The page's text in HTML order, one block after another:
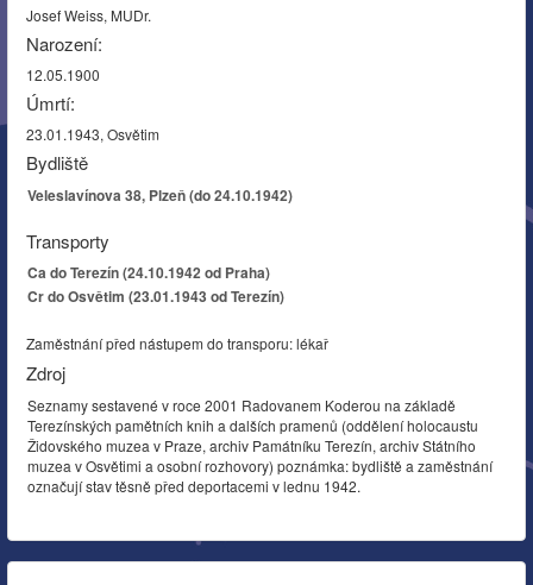
Josef Weiss, MUDr.
Narození:
12.05.1900
Úmrtí:
23.01.1943, Osvětim
Bydliště
Veleslavínova 38, Plzeň (do 24.10.1942)
Transporty
Ca do Terezín (24.10.1942 od Praha)
Cr do Osvětim (23.01.1943 od Terezín)
Zaměstnání před nástupem do transporu: lékař
Zdroj
Seznamy sestavené v roce 2001 Radovanem Koderou na základě
Terezínských pamětních knih a dalších pramenů (oddělení holocaustu
Židovského muzea v Praze, archiv Památníku Terezín, archiv Státního
muzea v Osvětimi a osobní rozhovory) poznámka: bydliště a zaměstnání
označují stav těsně před deportacemi v lednu 1942.